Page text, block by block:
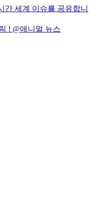
간 세계 이슈를 공유합니
! @애니멀 뉴스